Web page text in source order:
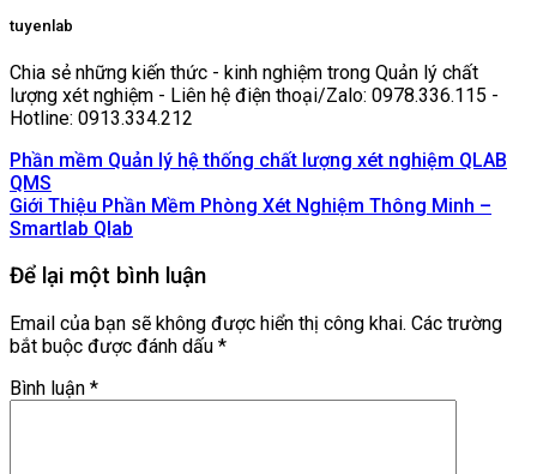
tuyenlab
Chia sẻ những kiến thức - kinh nghiệm trong Quản lý chất
lượng xét nghiệm - Liên hệ điện thoại/Zalo: 0978.336.115 -
Hotline: 0913.334.212
Phần mềm Quản lý hệ thống chất lượng xét nghiệm QLAB
QMS
Giới Thiệu Phần Mềm Phòng Xét Nghiệm Thông Minh –
Smartlab Qlab
Để lại một bình luận
Email của bạn sẽ không được hiển thị công khai. Các trường
bắt buộc được đánh dấu *
Bình luận *